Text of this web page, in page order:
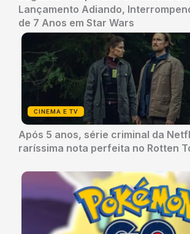
Lançamento Adiando,
de 7 Anos em Star Wars
CINEMA E TV
Após 5 anos, série criminal da
raríssima nota perfeita no Rotten